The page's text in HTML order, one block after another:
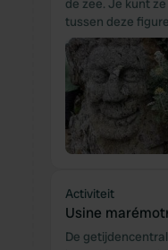
de zee. Je kunt
tussen deze
Activiteit
Usine
De